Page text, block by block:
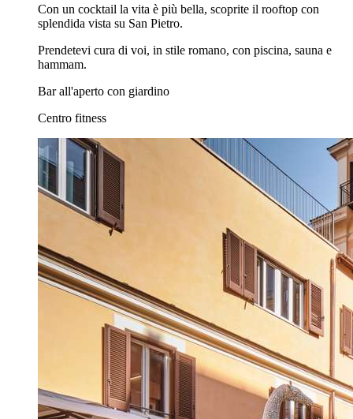
Con un cocktail la vita è più bella, scoprite il rooftop con
splendida vista su San Pietro.
Prendetevi cura di voi, in stile romano, con piscina, sauna e
hammam.
Bar all'aperto con giardino
Centro fitness